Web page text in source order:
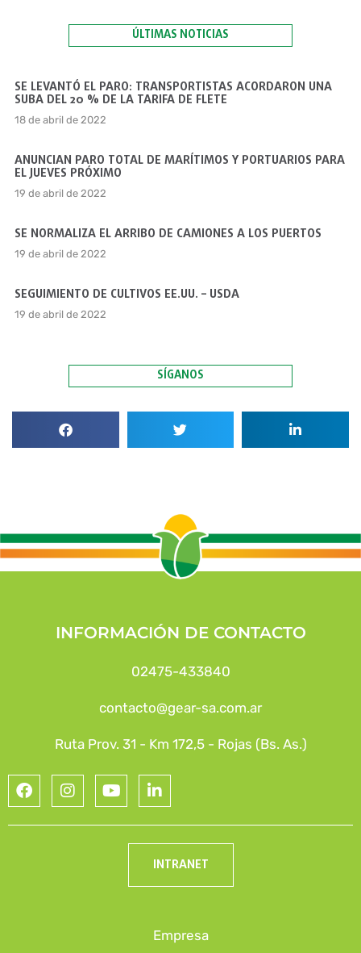
ÚLTIMAS NOTICIAS
SE LEVANTÓ EL PARO: TRANSPORTISTAS ACORDARON UNA
SUBA DEL 20 % DE LA TARIFA DE FLETE
18 de abril de 2022
ANUNCIAN PARO TOTAL DE MARÍTIMOS Y PORTUARIOS PARA
EL JUEVES PRÓXIMO
19 de abril de 2022
SE NORMALIZA EL ARRIBO DE CAMIONES A LOS PUERTOS
19 de abril de 2022
SEGUIMIENTO DE CULTIVOS EE.UU. – USDA
19 de abril de 2022
SÍGANOS
INFORMACIÓN DE CONTACTO
02475-433840
contacto@gear-sa.com.ar
Ruta Prov. 31 - Km 172,5 - Rojas (Bs. As.)
INTRANET
Empresa